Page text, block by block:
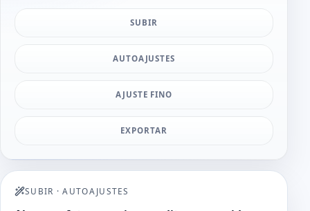
SUBIR
AUTOAJUSTES
AJUSTE FINO
EXPORTAR
SUBIR ·AUTOAJUSTES